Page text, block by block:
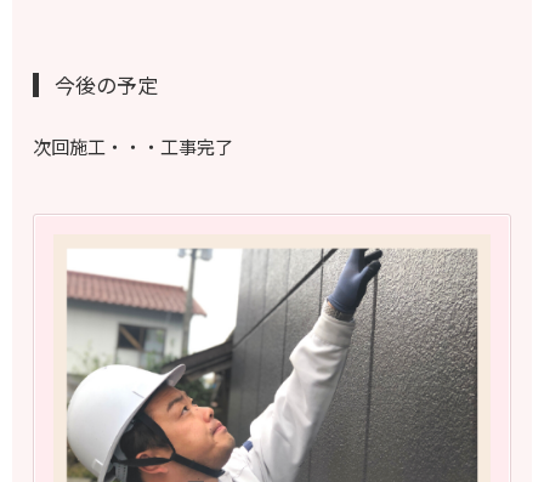
今後の予定
次回施工・・・工事完了